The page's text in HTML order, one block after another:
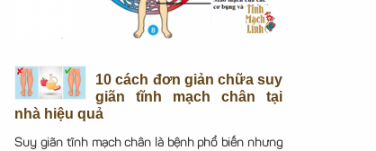
10 cách đơn giản chữa suy
giãn tĩnh mạch chân tại
nhà hiệu quả
Suy giãn tĩnh mạch chân là bệnh phổ biến nhưng